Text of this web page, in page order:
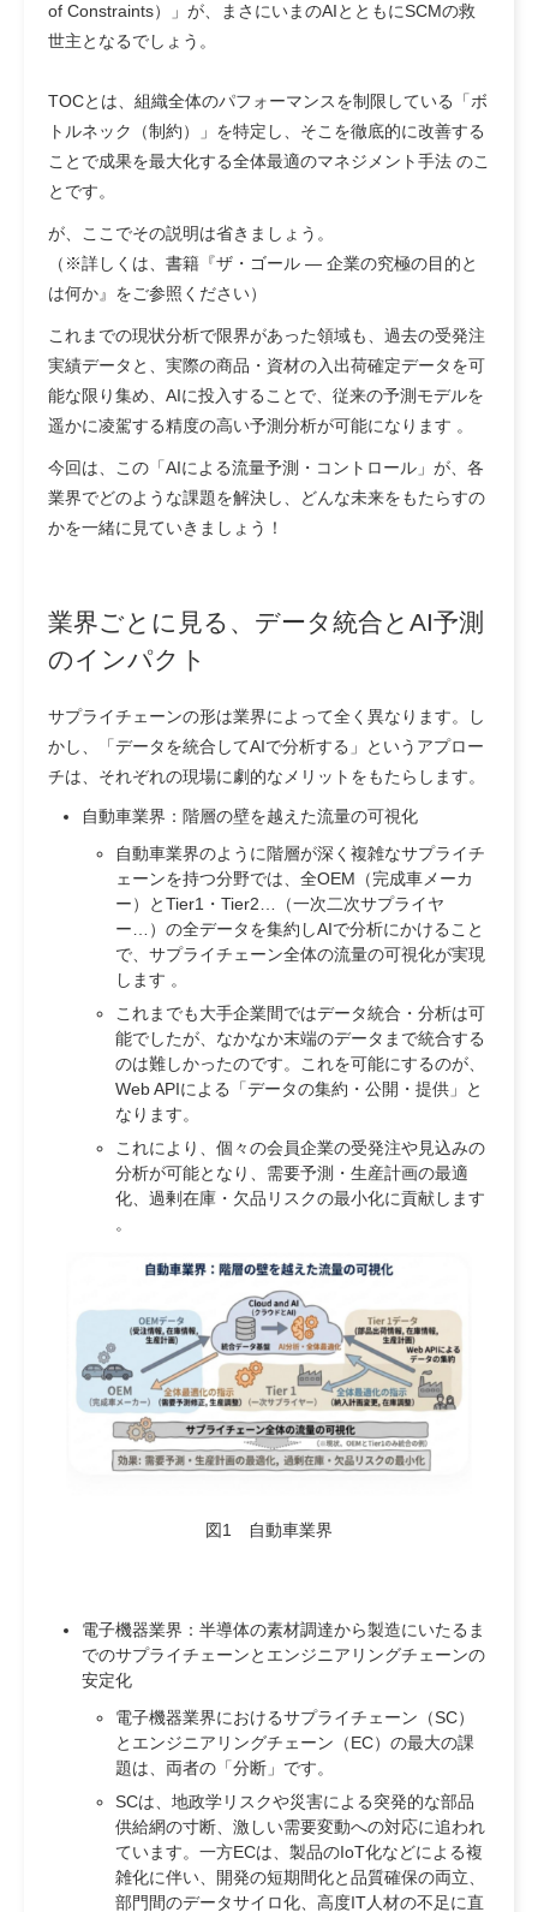
of Constraints）」 が、まさにいまのAIとともにSCMの救
世主となるでしょう。
TOCとは、 組織全体のパフォーマンスを制限している「ボ
トルネック（制約）」を特定し、そこを徹底的に改善する
ことで成果を最大化する全体最適のマネジメント手法 のこ
とです。
が、ここでその説明は省きましょう。
（※詳しくは、書籍『ザ・ゴール ― 企業の究極の目的と
は何か』をご参照ください）
これまでの現状分析で限界があった領域も、過去の受発注
実績データと、実際の商品・資材の入出荷確定データを可
能な限り集め、AIに投入することで、従来の予測モデルを
遥かに凌駕する精度の高い予測分析が可能になります 。
今回は、この「AIによる流量予測・コントロール」が、各
業界でどのような課題を解決し、どんな未来をもたらすの
かを一緒に見ていきましょう！
業界ごとに見る、データ統合とAI予測
のインパクト
サプライチェーンの形は業界によって全く異なります。し
かし、「データを統合してAIで分析する」というアプロー
チは、それぞれの現場に劇的なメリットをもたらします。
自動車業界：階層の壁を越えた流量の可視化
自動車業界のように階層が深く複雑なサプライチ
ェーンを持つ分野では、全OEM（完成車メーカ
ー）とTier1・Tier2…（一次二次サプライヤ
ー…）の全データを集約しAIで分析にかけること
で、サプライチェーン全体の流量の可視化が実現
します 。
これまでも大手企業間ではデータ統合・分析は可
能でしたが、なかなか末端のデータまで統合する
のは難しかったのです。これを可能にするのが、
Web APIによる「データの集約・公開・提供」と
なります。
これにより、個々の会員企業の受発注や見込みの
分析が可能となり、需要予測・生産計画の最適
化、過剰在庫・欠品リスクの最小化に貢献します
。
図1 自動車業界
電子機器業界：半導体の素材調達から製造にいたるま
でのサプライチェーンとエンジニアリングチェーンの
安定化
電子機器業界におけるサプライチェーン（SC）
とエンジニアリングチェーン（EC）の最大の課
題は、両者の「分断」です。
SCは、地政学リスクや災害による突発的な部品
供給網の寸断、激しい需要変動への対応に追われ
ています。一方ECは、製品のIoT化などによる複
雑化に伴い、開発の短期間化と品質確保の両立、
部門間のデータサイロ化、高度IT人材の不足に直